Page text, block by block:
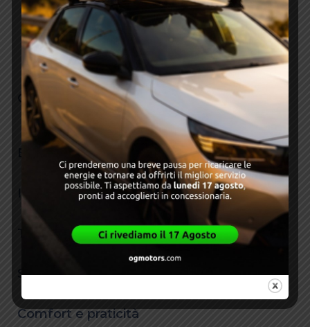
RICCHEZZA DEI SERVIZI INCLUSI, LA POSSIBILITA’ DI
NON DARE ALCUN ANTICIPO SENZA COSI
IMMOBLIZZARE ALCUN CAPITALE E PER LA MAGGIORE
DEDUCIBILITA’ FISCALE .
Optionals
Interni
Tecnologia e infotainment
Sicurezza e assistenza alla guida
Comfort e praticità